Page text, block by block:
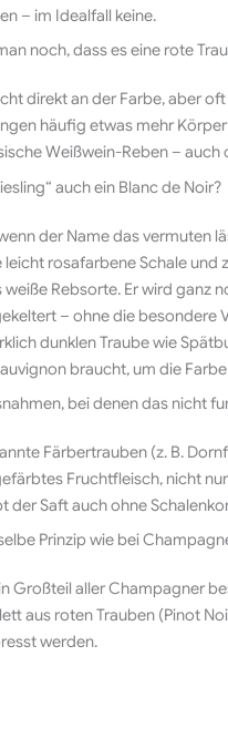
– im Idealfall keine.
noch, dass es eine rote
direkt an der Farbe, aber
häufig etwas mehr
Weißwein-Reben – auch
auch ein Blanc de Noir?
der Name das vermuten
leicht rosafarbene Schale und
weiße Rebsorte. Er wird ganz
– ohne die besondere
dunklen Traube wie
braucht, um die
bei denen das nicht
Färbertrauben (z. B.
Fruchtfleisch, nicht
der Saft auch ohne
Prinzip wie bei
Großteil aller Champagner
aus roten Trauben (Pinot
werden.